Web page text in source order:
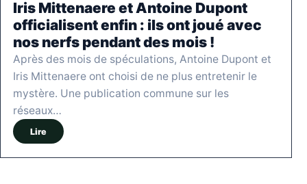
Iris Mittenaere et Antoine Dupont
officialisent enfin : ils ont joué avec
nos nerfs pendant des mois !
Après des mois de spéculations, Antoine Dupont et
Iris Mittenaere ont choisi de ne plus entretenir le
mystère. Une publication commune sur les
réseaux…
Lire